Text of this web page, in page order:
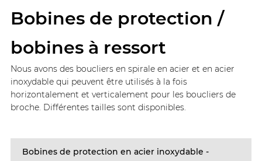
Bobines de protection /
bobines à ressort
Nous avons des boucliers en spirale en acier et en acier
inoxydable qui peuvent être utilisés à la fois
horizontalement et verticalement pour les boucliers de
broche. Différentes tailles sont disponibles.
Bobines de protection en acier inoxydable -